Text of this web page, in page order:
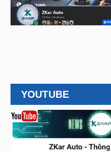
YOUTUBE